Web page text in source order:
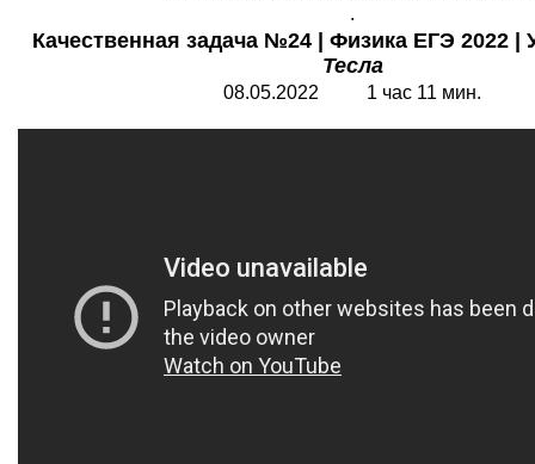
.
Качественная задача №24 | Физика ЕГЭ 2022 |
Тесла
08.05.2022 1 час 11 мин.